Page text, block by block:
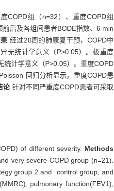
COPD组（n=32）、重度COPD组
后及各组间患者BODE指数、6 min
经过20周的肺康复干预，COPD中
无统计学意义（P>0.05）。极重度
统计学意义（P>0.05）。重度COPD
回归分析显示，重度COPD患
论 针对不同严重度COPD患者可采取
of different severity. Methods
very severe COPD group (n=21).
group 2 and control group, and
pulmonary function(FEV1),